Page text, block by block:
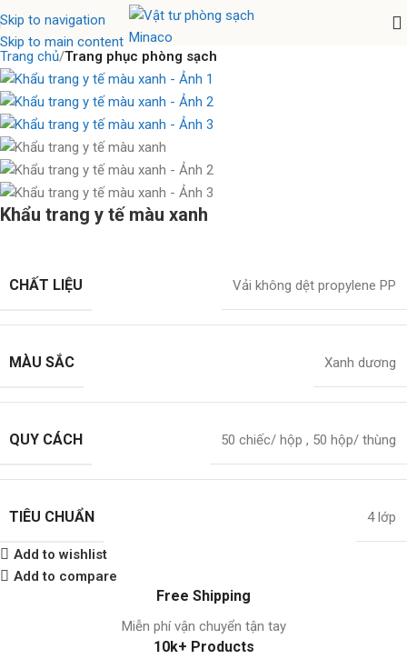
Skip to navigation
Skip to main content
Trang chủ Trang phục phòng sạch
Khẩu trang y tế màu xanh
CHẤT LIỆU Vải không dệt propylene PP
MÀU SẮC Xanh dương
QUY CÁCH 50 chiếc/ hộp , 50 hộp/ thùng
TIÊU CHUẨN 4 lớp
Add to wishlist
Add to compare
Free Shipping
Miễn phí vận chuyển tận tay
10k+ Products